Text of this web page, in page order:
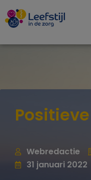
Webredactie
31 januari 2022